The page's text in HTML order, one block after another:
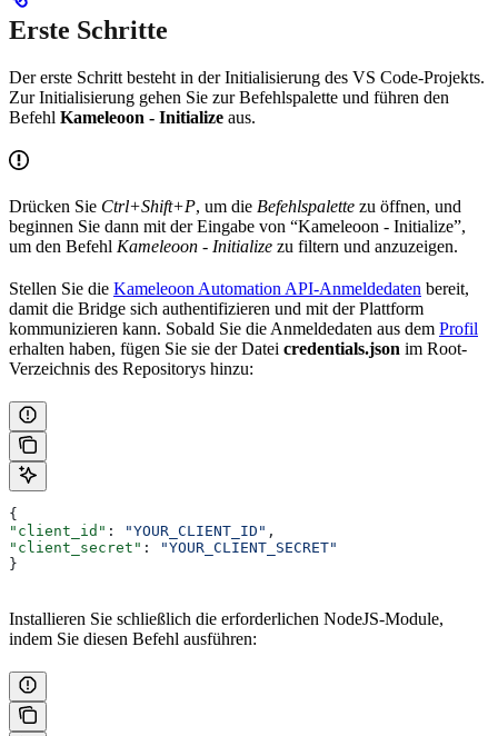
Erste Schritte
Der erste Schritt besteht in der Initialisierung des VS Code-Projekts.
Zur Initialisierung gehen Sie zur Befehlspalette und führen den
Befehl Kameleoon - Initialize aus.
Drücken Sie Ctrl+Shift+P, um die Befehlspalette zu öffnen, und
beginnen Sie dann mit der Eingabe von “Kameleoon - Initialize”,
um den Befehl Kameleoon - Initialize zu filtern und anzuzeigen.
Stellen Sie die Kameleoon Automation API-Anmeldedaten bereit,
damit die Bridge sich authentifizieren und mit der Plattform
kommunizieren kann. Sobald Sie die Anmeldedaten aus dem Profil
erhalten haben, fügen Sie sie der Datei credentials.json im Root-
Verzeichnis des Repositorys hinzu:
{
"client_id" : "YOUR_CLIENT_ID" ,
"client_secret" :
"YOUR_CLIENT_SECRET"
}
Installieren Sie schließlich die erforderlichen NodeJS-Module,
indem Sie diesen Befehl ausführen: